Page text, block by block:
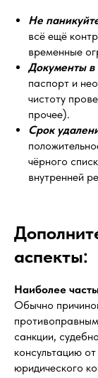
Не
всё ещё
временные
Документы в
паспорт и
чистоту
прочее).
Срок
чёрного
внутренней
аспекты:
Наиболее
Обычно
санкции,
консультацию
юридического